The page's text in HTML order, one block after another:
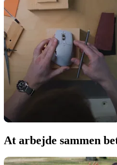
At arbejde sammen